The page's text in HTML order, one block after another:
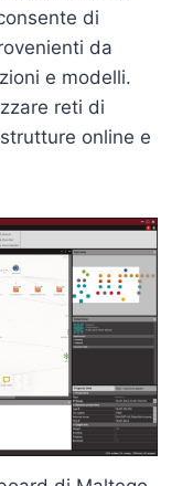
di
da
e modelli.
reti di
online e